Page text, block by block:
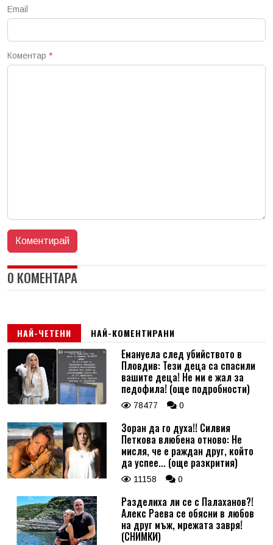
Email
Коментар *
0 КОМЕНТАРА
НАЙ-ЧЕТЕНИ НАЙ-КОМЕНТИРАНИ
Емануела след убийството в
Пловдив: Тези деца са спасили
вашите деца! Не ми е жал за
педофила! (още подробности)
78477 0
Зоран да го духа!! Силвия
Петкова влюбена отново: Не
мисля, че е раждан друг, който
да успее... (още разкрития)
11158 0
Разделиха ли се с Палаханов?!
Алекс Раева се обясни в любов
на друг мъж, мрежата завря!
(СНИМКИ)